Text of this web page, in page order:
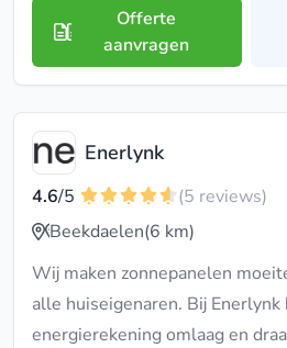
Offerte
aanvragen
Enerlynk
4.6/5
(5 reviews)
Beekdaelen(6 km)
Wij maken zonnepanelen
alle huiseigenaren. Bij Enerlynk
energierekening omlaag en